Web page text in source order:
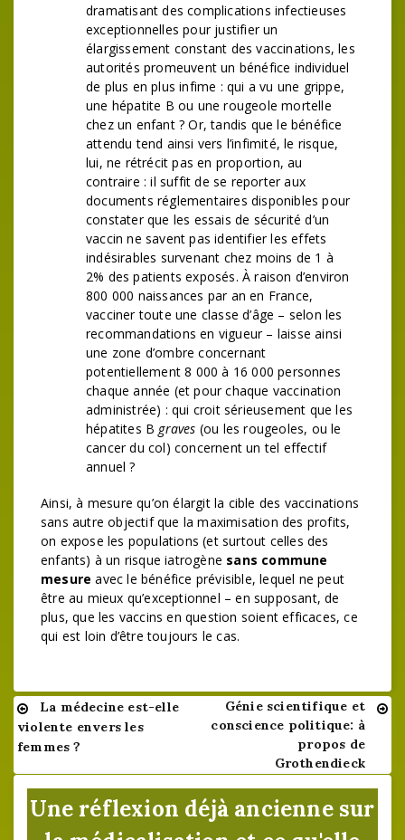
dramatisant des complications infectieuses
exceptionnelles pour justifier un
élargissement constant des vaccinations, les
autorités promeuvent un bénéfice individuel
de plus en plus infime : qui a vu une grippe,
une hépatite B ou une rougeole mortelle
chez un enfant ? Or, tandis que le bénéfice
attendu tend ainsi vers l’infimité, le risque,
lui, ne rétrécit pas en proportion, au
contraire : il suffit de se reporter aux
documents réglementaires disponibles pour
constater que les essais de sécurité d’un
vaccin ne savent pas identifier les effets
indésirables survenant chez moins de 1 à
2% des patients exposés. À raison d’environ
800 000 naissances par an en France,
vacciner toute une classe d’âge – selon les
recommandations en vigueur – laisse ainsi
une zone d’ombre concernant
potentiellement 8 000 à 16 000 personnes
chaque année (et pour chaque vaccination
administrée) : qui croit sérieusement que les
hépatites B graves (ou les rougeoles, ou le
cancer du col) concernent un tel effectif
annuel ?
Ainsi, à mesure qu’on élargit la cible des vaccinations
sans autre objectif que la maximisation des profits,
on expose les populations (et surtout celles des
enfants) à un risque iatrogène sans commune
mesure avec le bénéfice prévisible, lequel ne peut
être au mieux qu’exceptionnel – en supposant, de
plus, que les vaccins en question soient efficaces, ce
qui est loin d’être toujours le cas.
Navigation
de
l’article
La médecine est-elle
violente envers les
femmes ?
Génie scientifique et
conscience politique: à
propos de
Grothendieck
Une réflexion déjà ancienne sur